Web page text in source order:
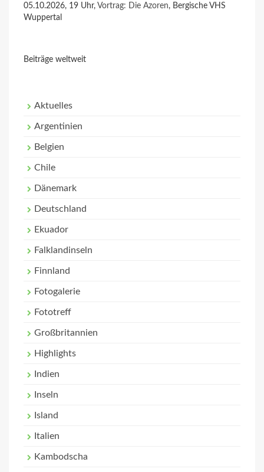
05.10.2026, 19 Uhr, Vortrag: Die Azoren, Bergische VHS
Wuppertal
Beiträge weltweit
Aktuelles
Argentinien
Belgien
Chile
Dänemark
Deutschland
Ekuador
Falklandinseln
Finnland
Fotogalerie
Fototreff
Großbritannien
Highlights
Indien
Inseln
Island
Italien
Kambodscha